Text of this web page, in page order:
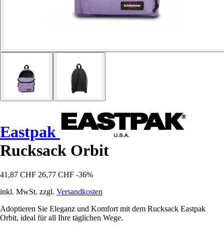
Eastpak
Rucksack Orbit
41,87 CHF 26,77 CHF -36%
inkl. MwSt. zzgl. Versandkosten
Adoptieren Sie Eleganz und Komfort mit dem Rucksack Eastpak
Orbit, ideal für all Ihre täglichen Wege.